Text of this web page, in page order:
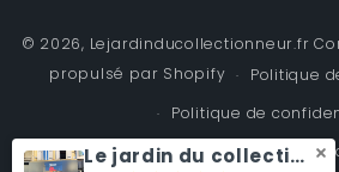
© 2026, Lejardinducollectionneur.fr
propulsé par Shopify
Politique
Politique de
Conditions générales
Le jardin du collectionneur